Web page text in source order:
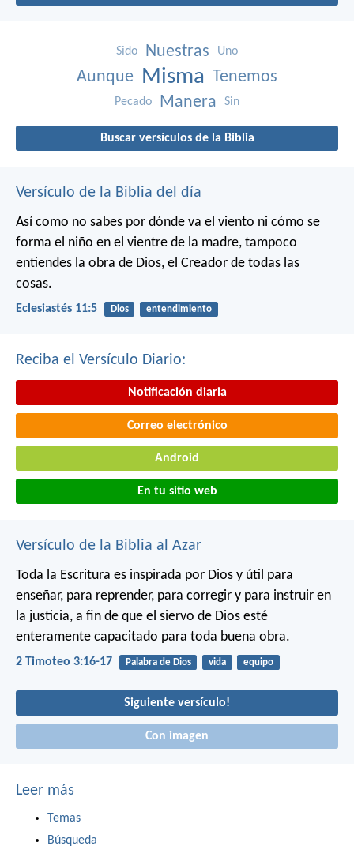
Sido Nuestras Uno
Aunque Misma Tenemos
Pecado Manera Sin
Buscar versículos de la Biblia
Versículo de la Biblia del día
Así como no sabes por dónde va el viento ni cómo se
forma el niño en el vientre de la madre, tampoco
entiendes la obra de Dios, el Creador de todas las
cosas.
Eclesiastés 11:5 Dios entendimiento
Reciba el Versículo Diario:
Notificación diaria
Correo electrónico
Android
En tu sitio web
Versículo de la Biblia al Azar
Toda la Escritura es inspirada por Dios y útil para
enseñar, para reprender, para corregir y para instruir en
la justicia, a fin de que el siervo de Dios esté
enteramente capacitado para toda buena obra.
2 Timoteo 3:16-17 Palabra de Dios vida equipo
Siguiente versículo!
Con imagen
Leer más
Temas
Búsqueda